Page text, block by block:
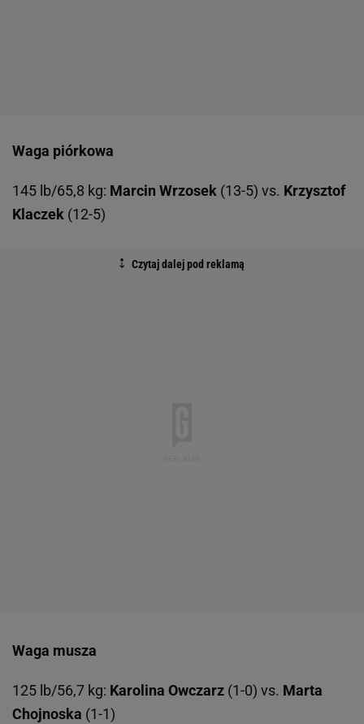
Waga piórkowa
145 lb/65,8 kg: Marcin Wrzosek (13-5) vs. Krzysztof
Klaczek (12-5)
Waga musza
125 lb/56,7 kg: Karolina Owczarz (1-0) vs. Marta
Chojnoska (1-1)